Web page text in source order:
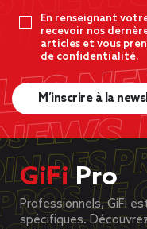
En renseignant
recevoir nos
articles et vous
de confidentialité.
M’inscrire à la
GiFiPro
Professionnels, GiFi
spécifiques.